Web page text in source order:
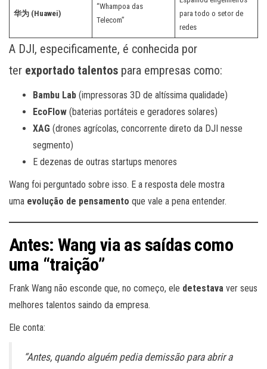
华为 (Huawei)
“Whampoa das
Telecom”
para todo o setor de
redes
A DJI, especificamente, é conhecida por
ter exportado talentos para empresas como:
Bambu Lab (impressoras 3D de altíssima qualidade)
EcoFlow (baterias portáteis e geradores solares)
XAG (drones agrícolas, concorrente direto da DJI nesse
segmento)
E dezenas de outras startups menores
Wang foi perguntado sobre isso. E a resposta dele mostra
uma evolução de pensamento que vale a pena entender.
Antes: Wang via as saídas como
uma “traição”
Frank Wang não esconde que, no começo, ele detestava ver seus
melhores talentos saindo da empresa.
Ele conta:
“Antes, quando alguém pedia demissão para abrir a